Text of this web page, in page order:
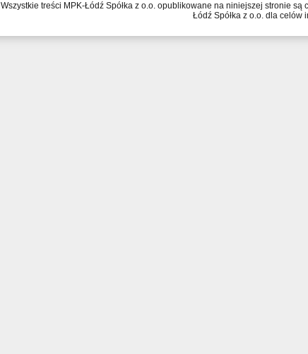
Wszystkie treści MPK-Łódź Spółka z o.o. opublikowane na niniejszej stronie
Łódź Spółka z o.o. dla celów